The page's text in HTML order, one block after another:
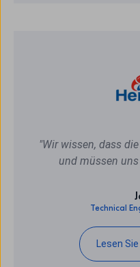
"Wir wissen, dass
und müssen
Technical
Lesen